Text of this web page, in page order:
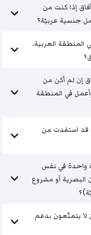
إذا كنت من
جنسية عربيّة؟
المنطقة العربية.
إن لم أكن من
في المنطقة
قد استفدت من
واحدة في نفس
البصرية أو مشروع
لا يتمتّعون بدعم